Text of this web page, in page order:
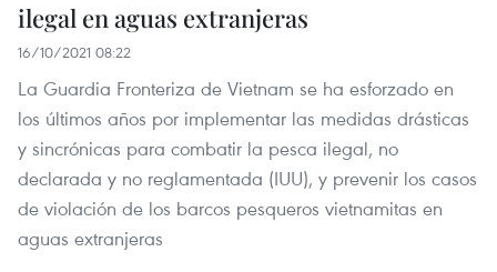
ilegal en aguas extranjeras
16/10/2021 08:22
La Guardia Fronteriza de Vietnam se ha esforzado en
los últimos años por implementar las medidas drásticas
y sincrónicas para combatir la pesca ilegal, no
declarada y no reglamentada (IUU), y prevenir los casos
de violación de los barcos pesqueros vietnamitas en
aguas extranjeras